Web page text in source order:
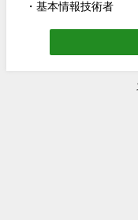
・基本情報技術者